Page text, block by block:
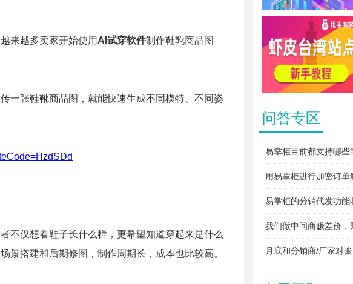
来越多卖家开始使用 AI试穿软件制作鞋靴商品图
一张鞋靴商品图，就能快速生成不同模特、不同姿
不仅想看鞋子长什么样，更希望知道穿起来是什么
景搭建和后期修图，制作周期长，成本也比较高。
抖音小店数据分析
问答专区